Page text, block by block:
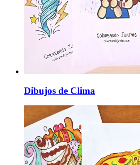
Dibujos de Clima